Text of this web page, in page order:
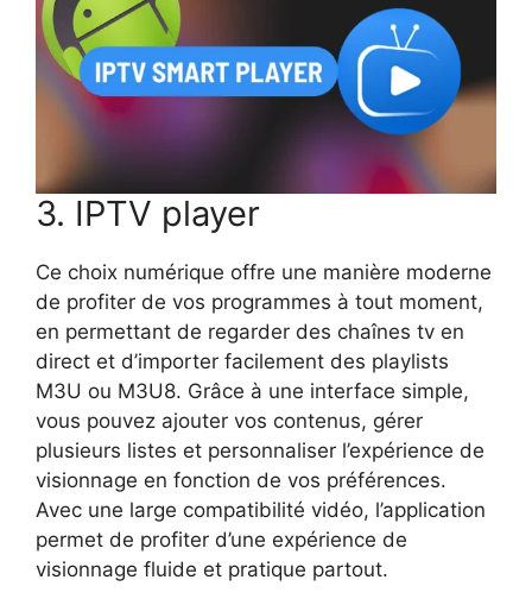
3. IPTV player
Ce choix numérique offre une manière moderne
de profiter de vos programmes à tout moment,
en permettant de regarder des chaînes tv en
direct et d’importer facilement des playlists
M3U ou M3U8. Grâce à une interface simple,
vous pouvez ajouter vos contenus, gérer
plusieurs listes et personnaliser l’expérience de
visionnage en fonction de vos préférences.
Avec une large compatibilité vidéo, l’application
permet de profiter d’une expérience de
visionnage fluide et pratique partout.